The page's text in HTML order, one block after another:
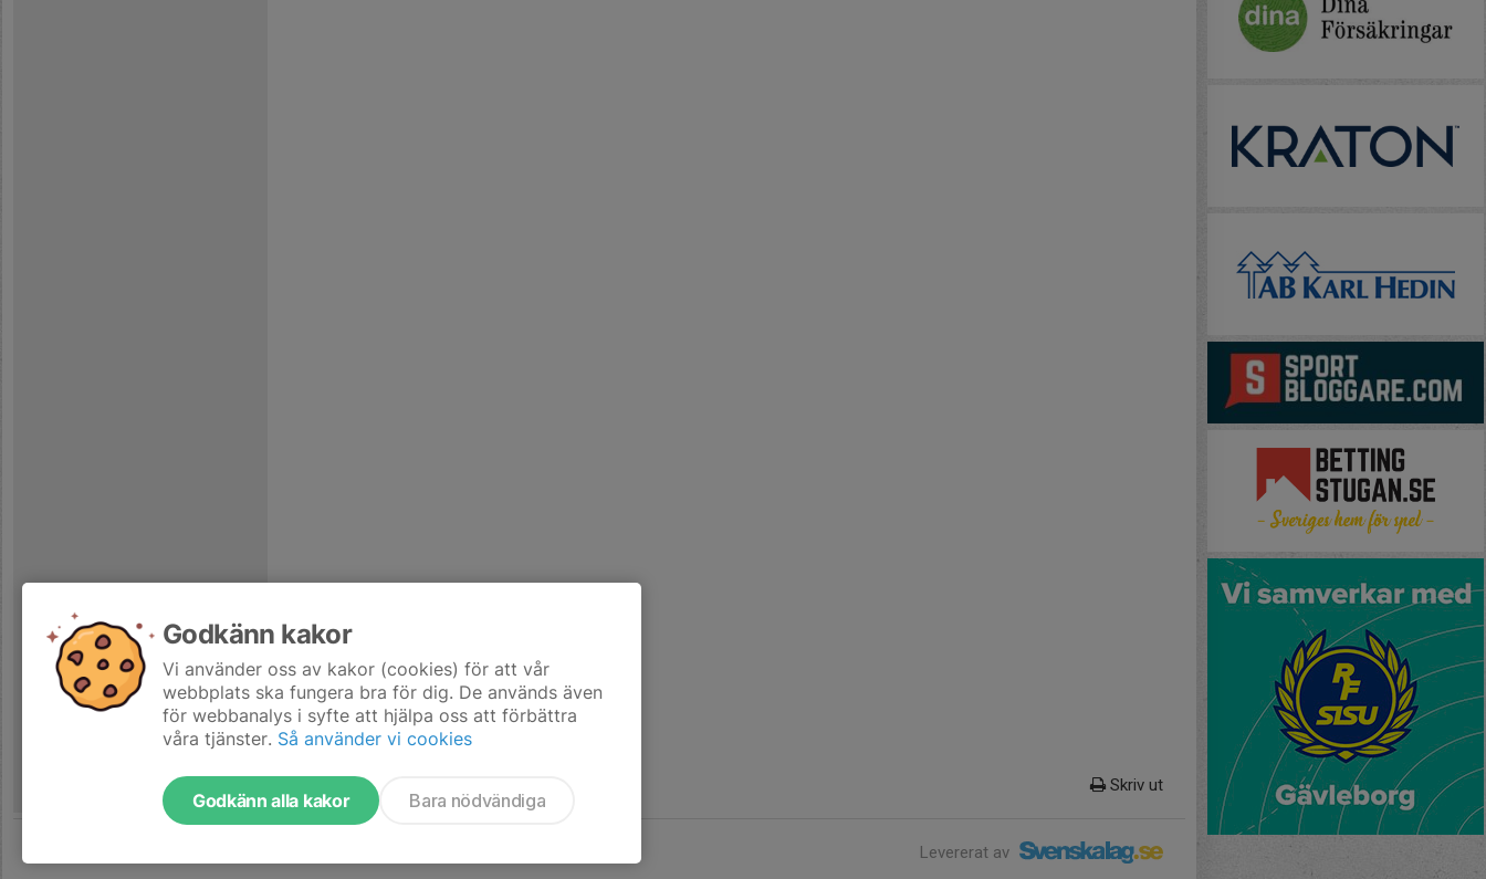
Skriv ut
Levererat av
Godkänn kakor
Vi använder oss av kakor (cookies) för att vår
webbplats ska fungera bra för dig. De används även
för webbanalys i syfte att hjälpa oss att förbättra
våra tjänster. Så använder vi cookies
Godkänn alla kakor Bara nödvändiga